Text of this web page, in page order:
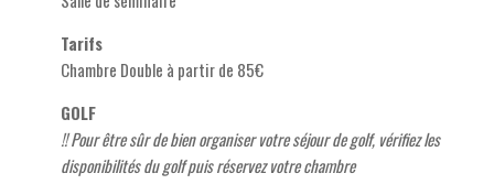
Tarifs
Chambre Double à partir de 85€
GOLF
!! Pour être sûr de bien organiser votre séjour de golf, vérifiez les
disponibilités du golf puis réservez votre chambre